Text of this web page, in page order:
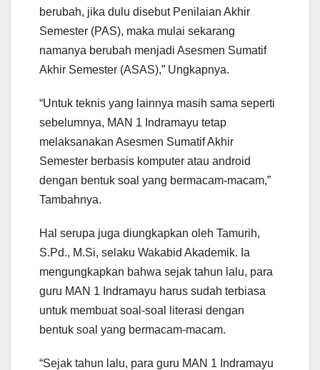
berubah, jika dulu disebut Penilaian Akhir
Semester (PAS), maka mulai sekarang
namanya berubah menjadi Asesmen Sumatif
Akhir Semester (ASAS),” Ungkapnya.
“Untuk teknis yang lainnya masih sama seperti
sebelumnya, MAN 1 Indramayu tetap
melaksanakan Asesmen Sumatif Akhir
Semester berbasis komputer atau android
dengan bentuk soal yang bermacam-macam,”
Tambahnya.
Hal serupa juga diungkapkan oleh Tamurih,
S.Pd., M.Si, selaku Wakabid Akademik. Ia
mengungkapkan bahwa sejak tahun lalu, para
guru MAN 1 Indramayu harus sudah terbiasa
untuk membuat soal-soal literasi dengan
bentuk soal yang bermacam-macam.
“Sejak tahun lalu, para guru MAN 1 Indramayu